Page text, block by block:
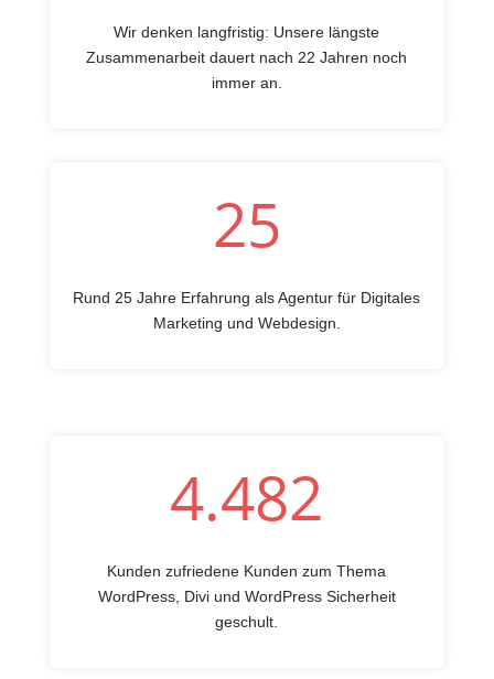
Wir denken langfristig: Unsere längste
Zusammenarbeit dauert nach 22 Jahren noch
immer an.
25
Rund 25 Jahre Erfahrung als Agentur für Digitales
Marketing und Webdesign.
4.482
Kunden zufriedene Kunden zum Thema
WordPress, Divi und WordPress Sicherheit
geschult.